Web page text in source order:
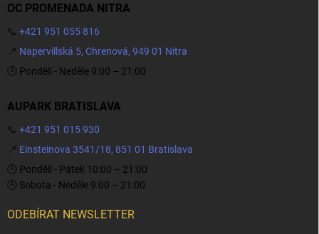
OC PROMENADA NITRA
📞 +421 951 055 816
📍 Napervillská 5, Chrenová, 949 01 Nitra
🕒 Pondělí - Neděle 9:00 – 21:00
AUPARK BRATISLAVA
📞 +421 951 015 930
📍 Einsteinova 3541/18, 851 01 Bratislava
🕒 Pondělí - Pátek 10:00 – 21:00
🕒 Sobota - Neděle 9:00 – 21:00
ODEBÍRAT NEWSLETTER